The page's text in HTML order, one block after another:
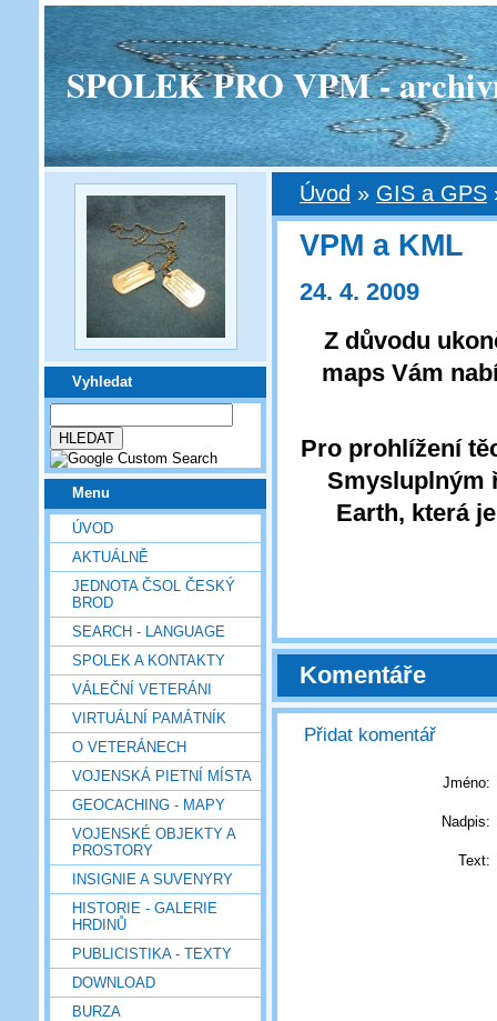
SPOLEK PRO VPM -
Vyhledat
Menu
ÚVOD
AKTUÁLNĚ
JEDNOTA ČSOL ČESKÝ
BROD
SEARCH - LANGUAGE
SPOLEK A KONTAKTY
VÁLEČNÍ VETERÁNI
VIRTUÁLNÍ PAMÁTNÍK
O VETERÁNECH
VOJENSKÁ PIETNÍ MÍSTA
GEOCACHING - MAPY
VOJENSKÉ OBJEKTY A
PROSTORY
INSIGNIE A SUVENYRY
HISTORIE - GALERIE
HRDINŮ
PUBLICISTIKA - TEXTY
DOWNLOAD
BURZA
Úvod » GIS a GPS
VPM a KML
24. 4. 2009
Z důvodu
maps Vám
Pro prohlížení
Smysluplným
Earth, která
Komentáře
Přidat komentář
Jméno:
Nadpis:
Text: